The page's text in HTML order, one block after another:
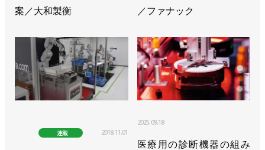
>>[特集2025国際ロボット展vol.3]AIがロボ導入や運
>>富士通とNVIDIAが連携、安川とも協業で自律ロ
ボへ適用も
>>省スペース・ロングリーチの小型ロボットを発売
>>米国ウィスコンシン州に新拠点設立／安川電機
案／大和製衡
／ファナック
連載 2018.11.01
2025.09.18
医療用の診断機器の組み